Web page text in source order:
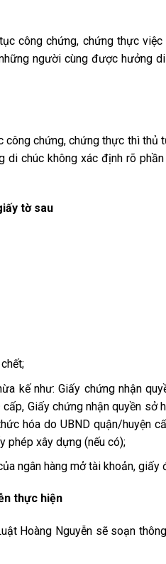
công chứng, chứng thực
người cùng được hưởng
chứng, chứng thực thì
di chúc không xác định rõ
tờ sau
kế như: Giấy chứng nhận
Giấy chứng nhận quyền
hóa do UBND quận/huyện
phép xây dựng (nếu có);
ngân hàng mở tài khoản, giấy
thực hiện
Hoàng Nguyễn sẽ soạn